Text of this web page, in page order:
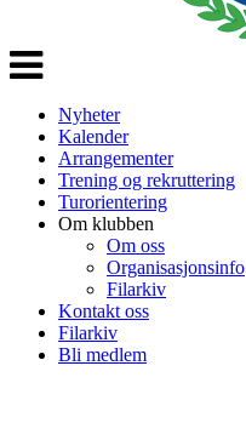
Veksle
navigasjon
Nyheter
Kalender
Arrangementer
Trening og rekruttering
Turorientering
Om klubben
Om oss
Organisasjonsinfo
Filarkiv
Kontakt oss
Filarkiv
Bli medlem